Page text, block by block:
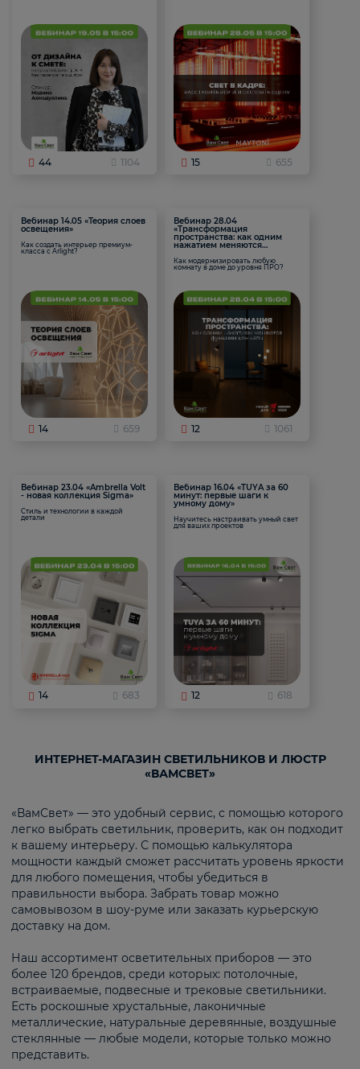
44 1104 15 655
Вебинар 14.05 «Теория слоев
освещения»
Как создать интерьер премиум-
класса с Arlight?
14 659
Вебинар 28.04
«Трансформация
пространства: как одним
нажатием меняются
Как модернизировать любую
комнату в доме до уровня ПРО?
12 1061
Вебинар 23.04 «Ambrella Volt
- новая коллекция Sigma»
Стиль и технологии в каждой
детали
14 683
Вебинар 16.04 «TUYA за 60
минут: первые шаги к
умному дому»
Научитесь настраивать умный свет
для ваших проектов
12 618
ИНТЕРНЕТ-МАГАЗИН СВЕТИЛЬНИКОВ И ЛЮСТР
«ВАМСВЕТ»
«ВамСвет» — это удобный сервис, с помощью которого
легко выбрать светильник, проверить, как он подходит
к вашему интерьеру. С помощью калькулятора
мощности каждый сможет рассчитать уровень яркости
для любого помещения, чтобы убедиться в
правильности выбора. Забрать товар можно
самовывозом в шоу-руме или заказать курьерскую
доставку на дом.
Наш ассортимент осветительных приборов — это
более 120 брендов, среди которых: потолочные,
встраиваемые, подвесные и трековые светильники.
Есть роскошные хрустальные, лаконичные
металлические, натуральные деревянные, воздушные
стеклянные — любые модели, которые только можно
представить.